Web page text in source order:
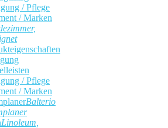
/ Pflege
/ Marken
/ Pflege
/ Marken
Balterio
Linoleum,